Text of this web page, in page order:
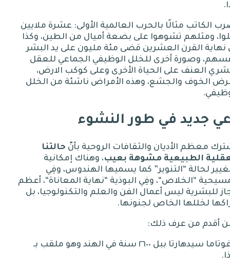
.
الكاتب مثالًا بالحرب العالمية الأولى: عشرة ملايين
ومثلهم تشوهوا على بضعة أميال من الطين، وكذا
نهاية القرن العشرين قضى مئة مليون على يد البشر
وصورة أخرى للخلل الوظيفي الجماعي للعقل
العنف على الحياة الأخرى وعلى كوكب الارض،
الخوف والجشع، وهذه الأمراض ناشئة من الخلل
.
جديد في طور النشوء
معظم الأديان والثقافات الروحية بأنّ حالتنا
الطبيعية مشوهة بعيب، وهناك إمكانية
لحالة “التنوير” كما يسميها الهندوس، وفِي
“الخلاص“، وفِي البوذية “نهاية المعاناة“، أعظم
للبشرية ليس أعمال الفن والعلم والتكنولوجيا، بل
لخللها الخاص لجنونها.
أقدم من عرف ذلك:
١- غوتاما سيدهارتا ببل ٢٦٠٠ سنة في الهند وهو ملقب بـ
.